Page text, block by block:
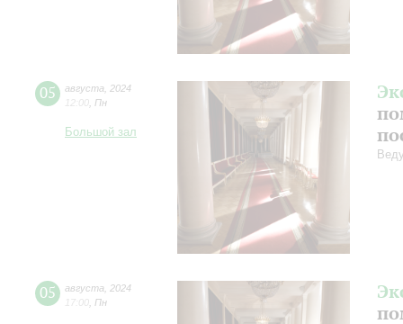
05 августа
2024
12:00 Пн
Большой зал
05 августа
2024
17:00 Пн